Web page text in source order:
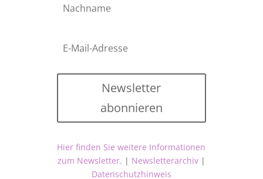
Newsletter
abonnieren
Hier finden Sie weitere Informationen
zum Newsletter. | Newsletterarchiv|
Datenschutzhinweis